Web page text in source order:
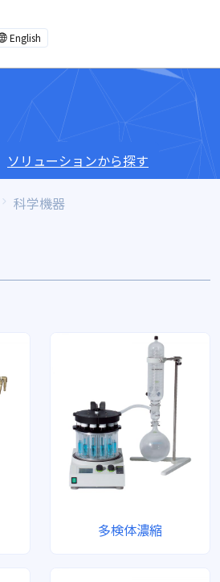
English
ソリューションから探す
科学機器
多検体濃縮